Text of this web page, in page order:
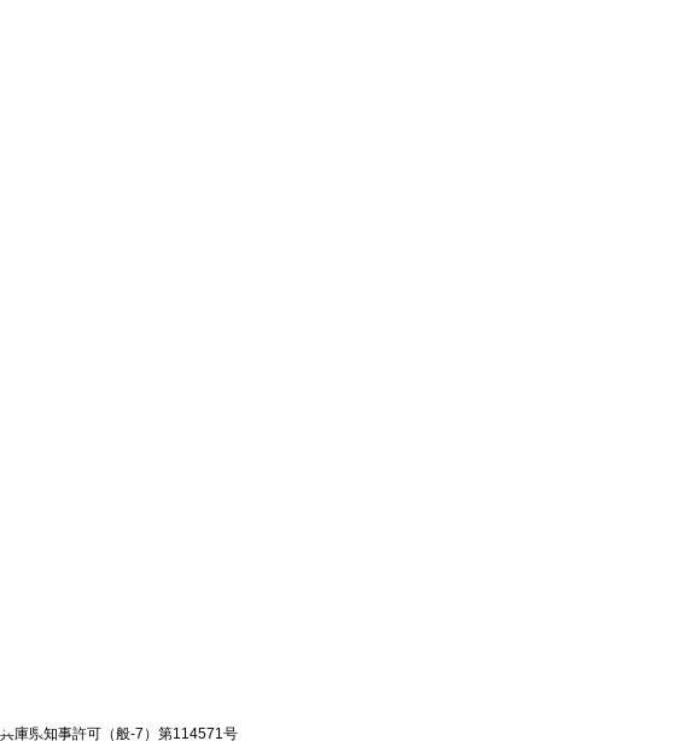
兵庫県知事許可（般-7）第114571号